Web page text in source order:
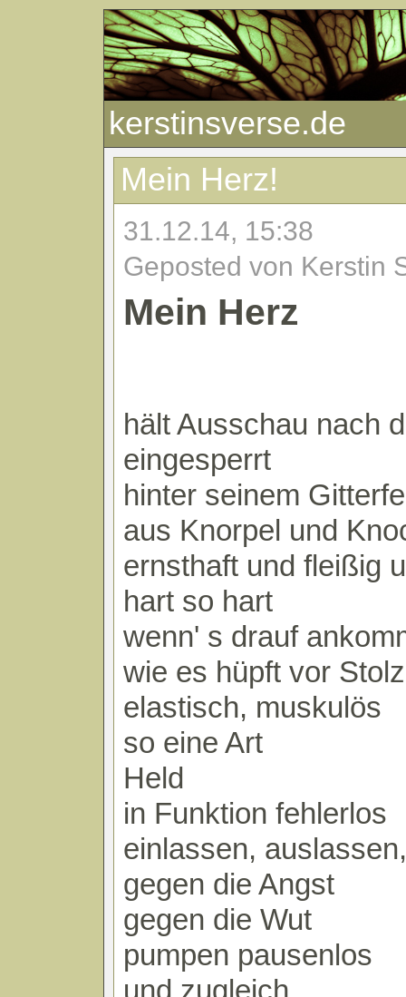
kerstinsverse.de
Mein Herz!
31.12.14, 15:38
Geposted von Kerstin
Mein Herz
hält Ausschau nach
eingesperrt
hinter seinem
aus Knorpel und
ernsthaft und fleißig
hart so hart
wenn' s drauf
wie es hüpft vor Stolz
elastisch, muskulös
so eine Art
Held
in Funktion fehlerlos
einlassen,
gegen die Angst
gegen die Wut
pumpen pausenlos
und zugleich